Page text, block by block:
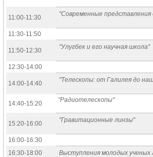
11:00-11:30
"Современные
11:30-11:50
11:50-12:30
"Улугбек и его научная школа"
12:30-14:00
14:00-14:40
"Телескопы: от Галилея до
14:40-15:20
"Радиотелескопы"
15:20-16:00
"Гравитационные линзы"
16:00-16:30
16:30-18:00
Выступления молодых